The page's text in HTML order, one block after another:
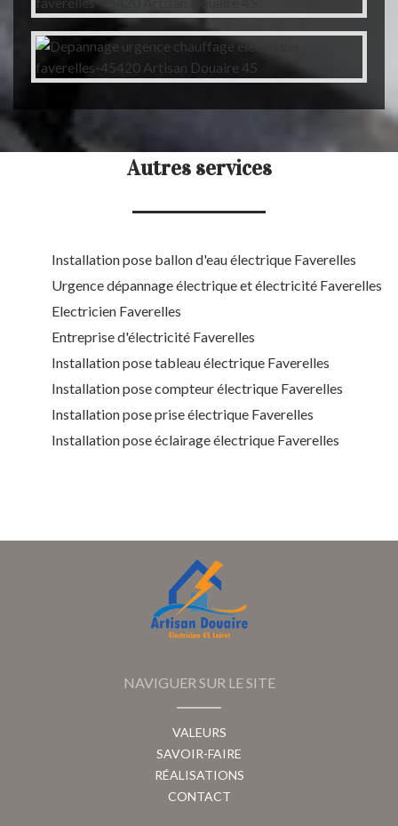
Autres services
Installation pose ballon d'eau électrique Faverelles
Urgence dépannage électrique et électricité Faverelles
Electricien Faverelles
Entreprise d'électricité Faverelles
Installation pose tableau électrique Faverelles
Installation pose compteur électrique Faverelles
Installation pose prise électrique Faverelles
Installation pose éclairage électrique Faverelles
NAVIGUER SUR LE SITE
VALEURS
SAVOIR-FAIRE
RÉALISATIONS
CONTACT